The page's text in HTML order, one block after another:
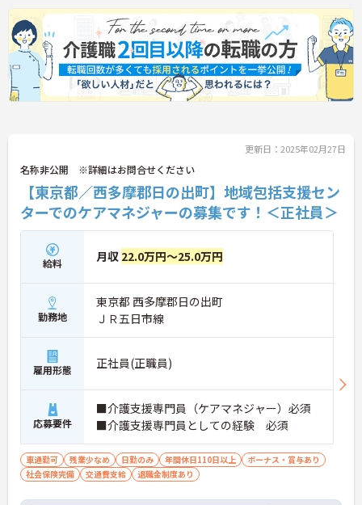
更新日：2025年02月27日
名称非公開 ※詳細はお問合せください
【東京都／西多摩郡日の出町】地域包括支援セン
ターでのケアマネジャーの募集です！＜正社員＞
給料 月収 22.0万円～25.0万円
勤務地
東京都 西多摩郡日の出町
ＪＲ五日市線
雇用形態 正社員(正職員)
応募要件
■介護支援専門員（ケアマネジャー）必須
■介護支援専門員としての経験 必須
車通勤可 残業少なめ 日勤のみ 年間休日110日以上
ボーナス・賞与あり
社会保険完備
交通費支給 退職金制度あり